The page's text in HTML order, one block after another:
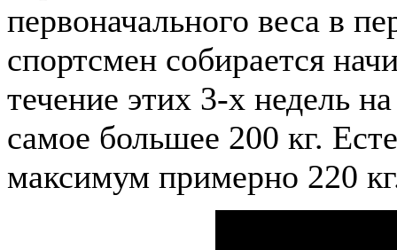
первоначального веса в
спортсмен собирается
течение этих 3-х недель
самое большее 200 кг.
максимум примерно 220